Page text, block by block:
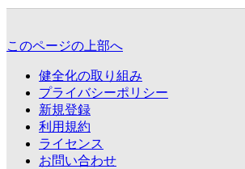
このページの上部へ
健全化の取り組み
プライバシーポリシー
新規登録
利用規約
ライセンス
お問い合わせ